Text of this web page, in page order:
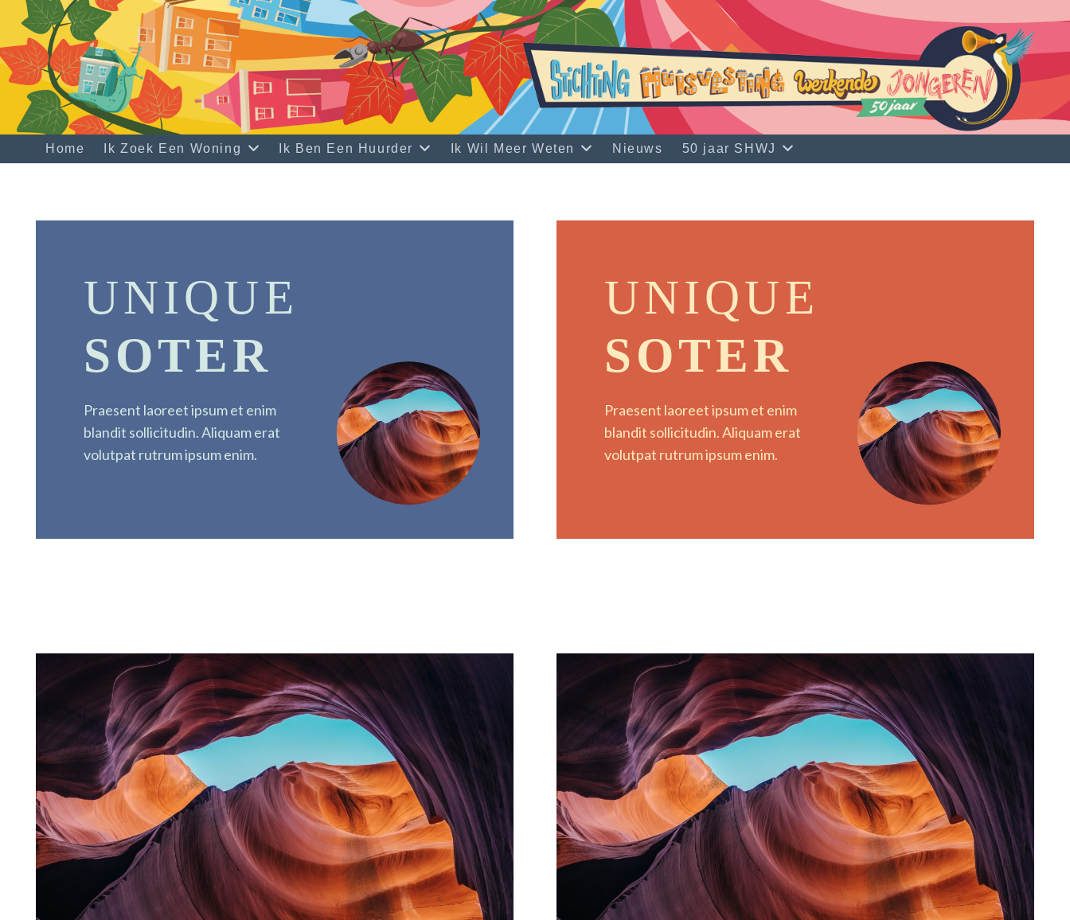
Home Ik Zoek Een Woning Ik Ben Een Huurder Ik Wil Meer Weten Nieuws 50 jaar SHWJ
UNIQUE
SOTER
Praesent laoreet ipsum et enim
blandit sollicitudin. Aliquam erat
volutpat rutrum ipsum enim.
UNIQUE
SOTER
Praesent laoreet ipsum et enim
blandit sollicitudin. Aliquam erat
volutpat rutrum ipsum enim.
MELETE MELETE